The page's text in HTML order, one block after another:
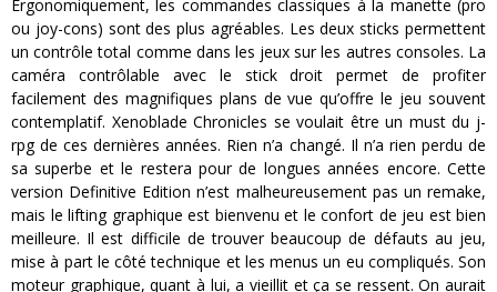
Ergonomiquement, les commandes classiques à la manette (pro
ou joy-cons) sont des plus agréables. Les deux sticks permettent
un contrôle total comme dans les jeux sur les autres consoles. La
caméra contrôlable avec le stick droit permet de profiter
facilement des magnifiques plans de vue qu’offre le jeu souvent
contemplatif. Xenoblade Chronicles se voulait être un must du j-
rpg de ces dernières années. Rien n’a changé. Il n’a rien perdu de
sa superbe et le restera pour de longues années encore. Cette
version Definitive Edition n’est malheureusement pas un remake,
mais le lifting graphique est bienvenu et le confort de jeu est bien
meilleure. Il est difficile de trouver beaucoup de défauts au jeu,
mise à part le côté technique et les menus un eu compliqués. Son
moteur graphique, quant à lui, a vieillit et ça se ressent. On aurait